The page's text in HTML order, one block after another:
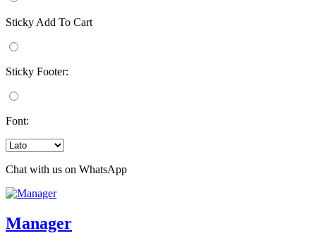
Sticky Add To Cart
Sticky Footer:
Font:
Chat with us on WhatsApp
Manager